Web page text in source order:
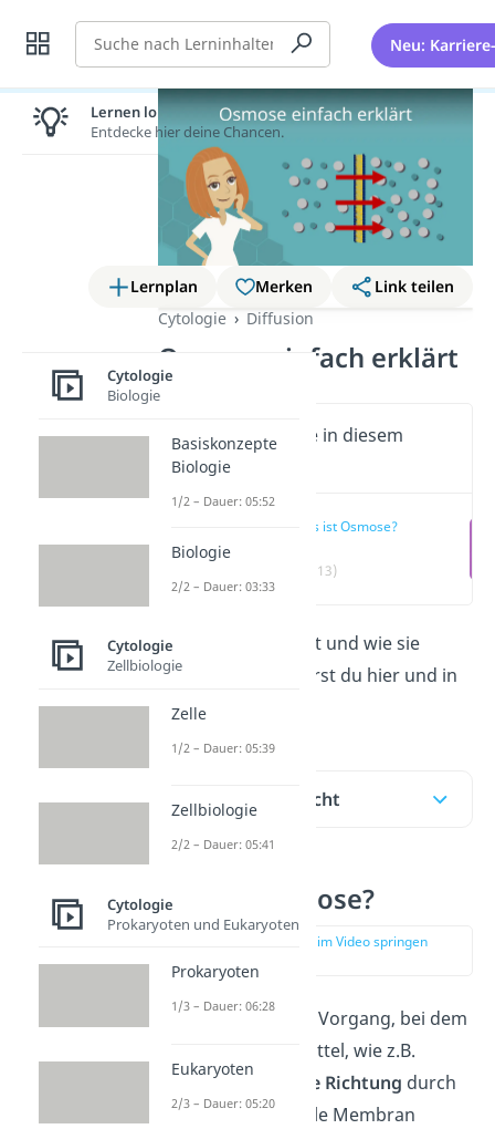
Suche Neu:
Lernplan Merken
Link teilen
Cytologie
Diffusion
Osmose einfach erklärt
Wichtige Inhalte in diesem
Video
Was ist Osmose?
(00:13)
Was die
ist und wie sie
funktioniert, erfährst du hier und in
unserem
Inhaltsübersicht
Was ist Osmose?
zur Stelle im Video springen
Die Osmose ist ein Vorgang, bei dem
sich ein Lösungsmittel, wie z.B.
Wasser, nur in eine Richtung durch
eine semipermeable Membran
Lernen lohnt sich!
Entdecke hier deine Chancen.
Cytologie
Biologie
Basiskonzepte
Biologie
1/2 – Dauer: 05:52
Biologie
2/2 – Dauer: 03:33
Cytologie
Zellbiologie
Zelle
1/2 – Dauer: 05:39
Zellbiologie
2/2 – Dauer: 05:41
Cytologie
Prokaryoten und Eukaryoten
Prokaryoten
1/3 – Dauer: 06:28
Eukaryoten
2/3 – Dauer: 05:20